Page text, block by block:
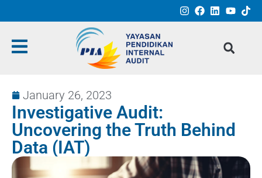
January 26, 2023
Investigative Audit:
Uncovering the Truth Behind
Data (IAT)